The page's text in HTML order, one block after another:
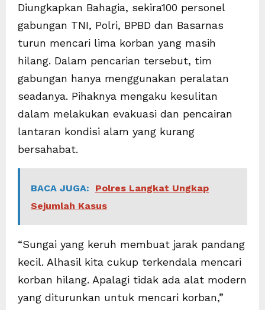
Diungkapkan Bahagia, sekira100 personel
gabungan TNI, Polri, BPBD dan Basarnas
turun mencari lima korban yang masih
hilang. Dalam pencarian tersebut, tim
gabungan hanya menggunakan peralatan
seadanya. Pihaknya mengaku kesulitan
dalam melakukan evakuasi dan pencairan
lantaran kondisi alam yang kurang
bersahabat.
BACA JUGA:
Polres Langkat Ungkap
Sejumlah Kasus
“Sungai yang keruh membuat jarak pandang
kecil. Alhasil kita cukup terkendala mencari
korban hilang. Apalagi tidak ada alat modern
yang diturunkan untuk mencari korban,”